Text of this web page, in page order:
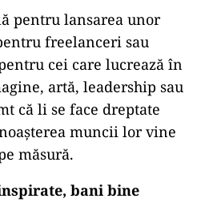
pentru lansarea unor
freelanceri sau
cei care lucrează în
artă, leadership sau
că li se face dreptate
muncii lor vine
măsură.
bani bine